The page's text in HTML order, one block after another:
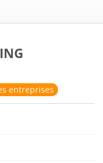
entreprises